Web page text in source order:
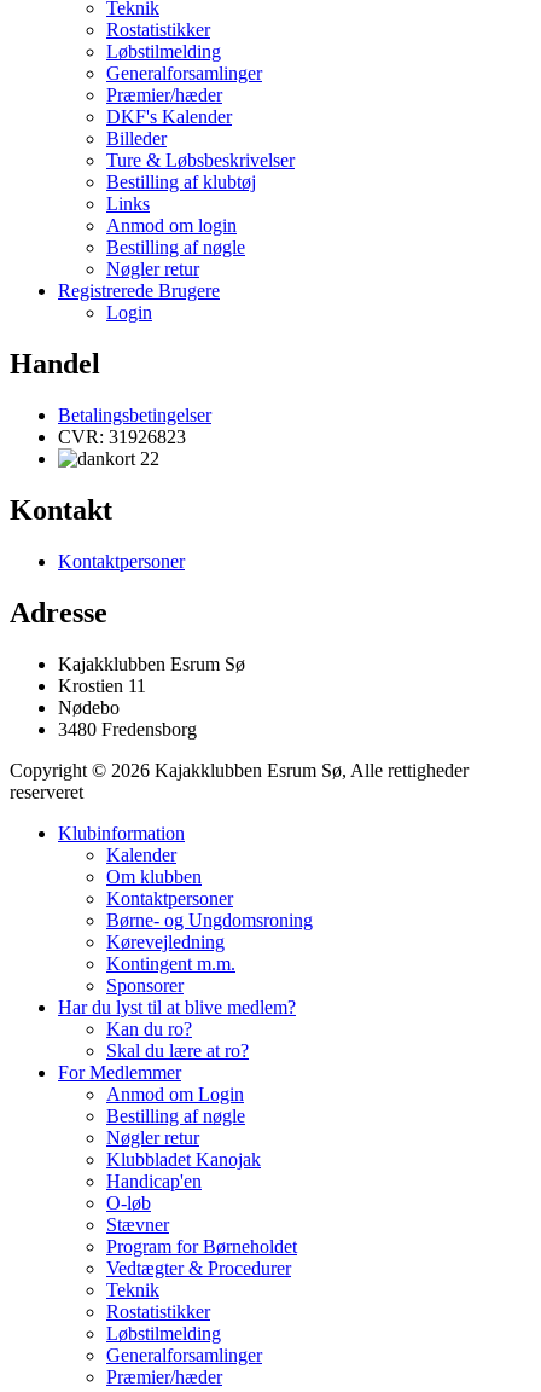
Teknik
Rostatistikker
Løbstilmelding
Generalforsamlinger
Præmier/hæder
DKF's Kalender
Billeder
Ture & Løbsbeskrivelser
Bestilling af klubtøj
Links
Anmod om login
Bestilling af nøgle
Nøgler retur
Registrerede Brugere
Login
Handel
Betalingsbetingelser
CVR: 31926823
Kontakt
Kontaktpersoner
Adresse
Kajakklubben Esrum Sø
Krostien 11
Nødebo
3480 Fredensborg
Copyright © 2026 Kajakklubben Esrum Sø, Alle rettigheder
reserveret
Klubinformation
Kalender
Om klubben
Kontaktpersoner
Børne- og Ungdomsroning
Kørevejledning
Kontingent m.m.
Sponsorer
Har du lyst til at blive medlem?
Kan du ro?
Skal du lære at ro?
For Medlemmer
Anmod om Login
Bestilling af nøgle
Nøgler retur
Klubbladet Kanojak
Handicap'en
O-løb
Stævner
Program for Børneholdet
Vedtægter & Procedurer
Teknik
Rostatistikker
Løbstilmelding
Generalforsamlinger
Præmier/hæder